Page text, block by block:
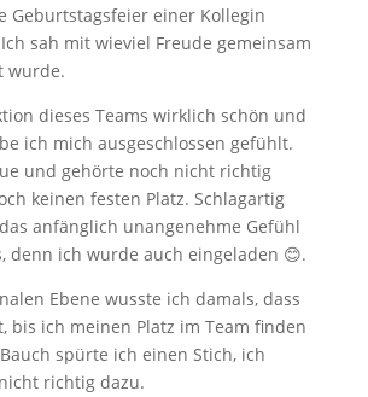
Geburtstagsfeier einer Kollegin
sah mit wieviel Freude gemeinsam
wurde.
dieses Teams wirklich schön und
ich mich ausgeschlossen gefühlt.
und gehörte noch nicht richtig
keinen festen Platz. Schlagartig
anfänglich unangenehme Gefühl
denn ich wurde auch eingeladen 😊.
Ebene wusste ich damals, dass
bis ich meinen Platz im Team finden
spürte ich einen Stich, ich
richtig dazu.